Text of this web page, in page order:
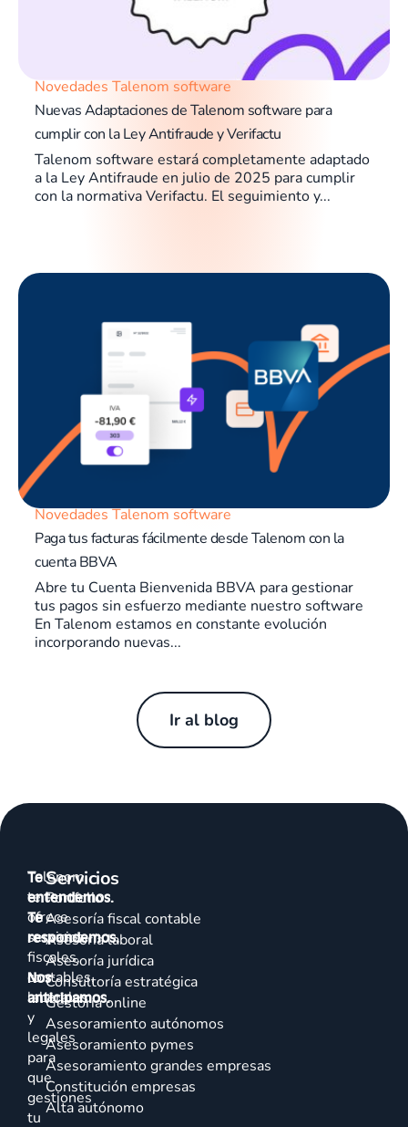
Novedades Talenom software
Nuevas Adaptaciones de Talenom software para
cumplir con la Ley Antifraude y Verifactu
Talenom software estará completamente adaptado
a la Ley Antifraude en julio de 2025 para cumplir
con la normativa Verifactu. El seguimiento y...
Novedades Talenom software
Paga tus facturas fácilmente desde Talenom con la
cuenta BBVA
Abre tu Cuenta Bienvenida BBVA para gestionar
tus pagos sin esfuerzo mediante nuestro software
En Talenom estamos en constante evolución
incorporando nuevas...
Ir al blog
Talenom
te
ofrece
servicios
fiscales,
contables,
laborales
y
legales
para
que
gestiones
tu
Te
entendemos.
Te
respondemos.
Nos
anticipamos.
Servicios
Portfolio
Asesoría fiscal contable
Asesoría laboral
Asesoría jurídica
Consultoría estratégica
Gestoría online
Asesoramiento autónomos
Asesoramiento pymes
Asesoramiento grandes empresas
Constitución empresas
Alta autónomo